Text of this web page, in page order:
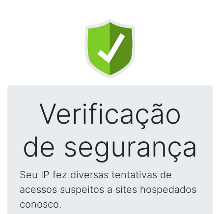
Verificação
de segurança
Seu IP fez diversas tentativas de
acessos suspeitos a sites hospedados
conosco.